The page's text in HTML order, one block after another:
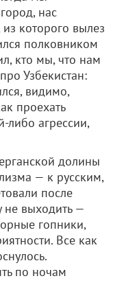
нас
которого вылез
полковником
кто мы, что нам
Узбекистан:
видимо,
проехать
либо агрессии,
долины
— к русским,
после
не выходить —
гопники,
Все как
по ночам